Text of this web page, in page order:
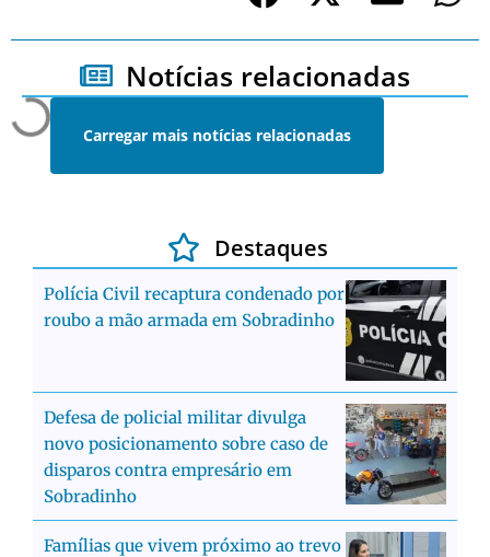
Notícias relacionadas
Carregar mais notícias relacionadas
Destaques
Polícia Civil recaptura condenado por
roubo a mão armada em Sobradinho
Defesa de policial militar divulga
novo posicionamento sobre caso de
disparos contra empresário em
Sobradinho
Famílias que vivem próximo ao trevo